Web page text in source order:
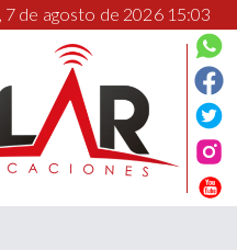
7 de agosto de 2026 15:03